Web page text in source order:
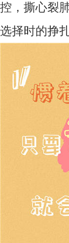
控，撕心裂
选择时的挣扎